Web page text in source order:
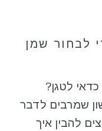
לבחור שמן
לטגן?
שמרבים לדבר
להבין איך